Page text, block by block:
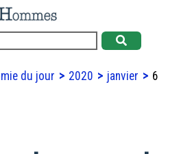
du jour 2020 janvier
6